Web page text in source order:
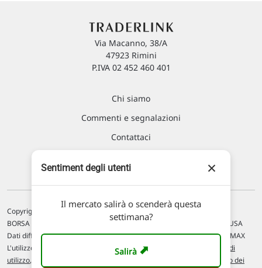
Via Macanno, 38/A
47923 Rimini
P.IVA 02 452 460 401
Chi siamo
Commenti e segnalazioni
Contattaci
Copyright © 1996-2026 Traderlink Italia s.r.l.
BORSA ITALIANA Quotazioni di borsa differite di 15 min. / MERCATO USA
Dati differiti di 15 min. (fonte Intrinio) / FOREX Quotazioni fornite da LMAX
L'utilizzo di questo sito implica l'accettazione delle nostre
Condizioni di
utilizzo, del
Utilizzo dei
Sentiment degli utenti ×
Il mercato salirà o scenderà questa
settimana?
Salirà➡